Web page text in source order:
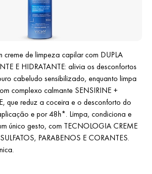
creme de limpeza capilar com DUPLA
E HIDRATANTE: alivia os desconfortos
cabeludo sensibilizado, enquanto limpa
complexo calmante SENSIRINE +
que reduz a coceira e o desconforto do
e por 48h*. Limpa, condiciona e
único gesto, com TECNOLOGIA CREME
PARABENOS E CORANTES.